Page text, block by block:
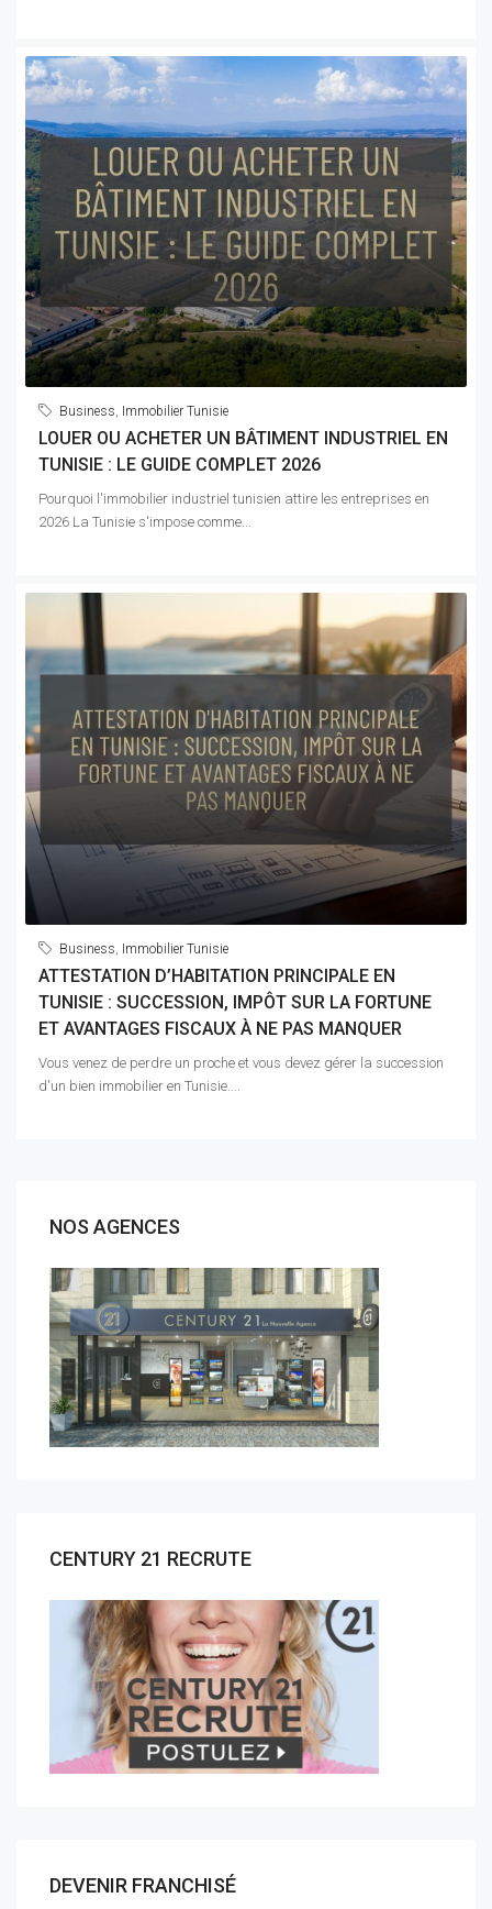
Business, Immobilier Tunisie
LOUER OU ACHETER UN BÂTIMENT INDUSTRIEL EN
TUNISIE : LE GUIDE COMPLET 2026
Pourquoi l'immobilier industriel tunisien attire les entreprises en
2026 La Tunisie s'impose comme...
Business Immobilier Tunisie
ATTESTATION D’HABITATION PRINCIPALE EN
TUNISIE : SUCCESSION, IMPÔT SUR LA FORTUNE
ET AVANTAGES FISCAUX À NE PAS MANQUER
Vous venez de perdre un proche et vous devez gérer la succession
d'un bien immobilier en Tunisie....
NOS AGENCES
CENTURY 21 RECRUTE
DEVENIR FRANCHISÉ